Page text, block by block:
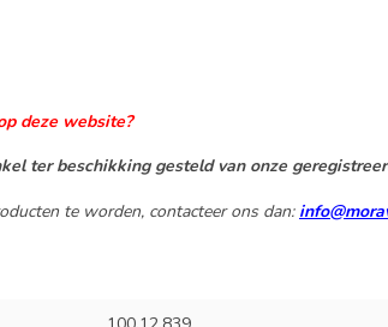
deze website?
ter beschikking gesteld van onze
te worden, contacteer ons dan: